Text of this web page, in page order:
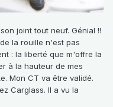
joint tout neuf. Génial !!
la rouille n'est pas
: la liberté que m'offre la
à la hauteur de mes
Mon CT va être validé.
Carglass. Il a vu la